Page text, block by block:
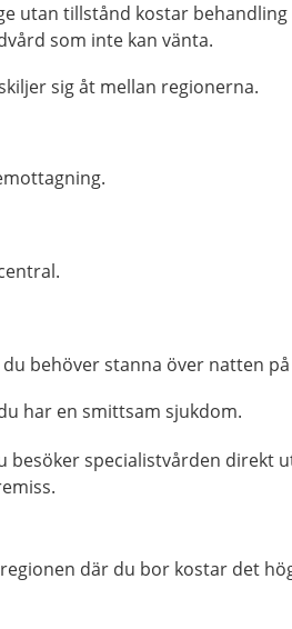
utan tillstånd kostar
som inte kan vänta.
sig åt mellan regionerna.
behöver stanna över natten
har en smittsam sjukdom.
besöker specialistvården direkt
där du bor kostar det